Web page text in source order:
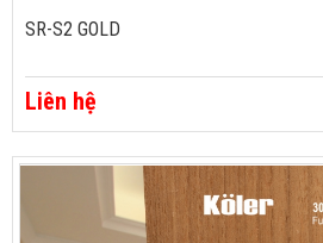
SR-S2 GOLD
Liên hệ